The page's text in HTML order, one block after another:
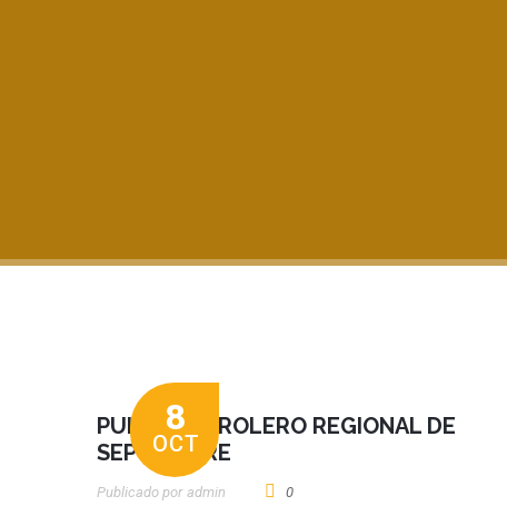
8
OCT
PULSO PETROLERO REGIONAL DE
SEPTIEMBRE
Publicado por Admin 0